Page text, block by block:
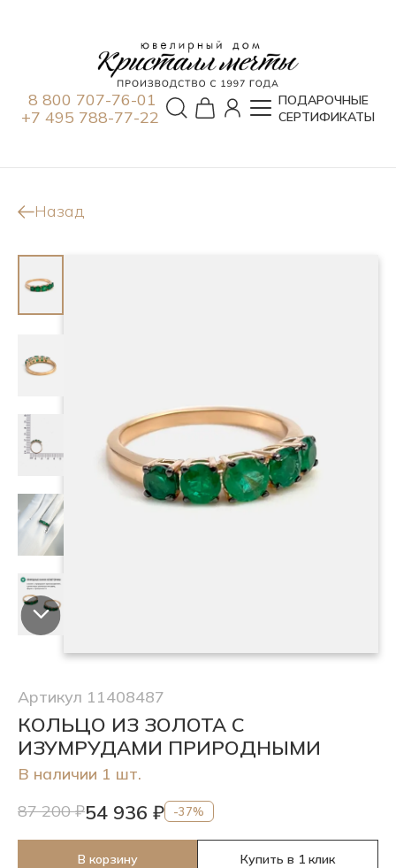
8 800 707-76-01
+7 495 788-77-22
ПОДАРОЧНЫЕ
СЕРТИФИКАТЫ
Назад
Артикул 11408487
КОЛЬЦО ИЗ ЗОЛОТА С
ИЗУМРУДАМИ ПРИРОДНЫМИ
В наличии 1 шт.
87 200 ₽54 936 ₽ -37%
В корзину Купить в 1 клик